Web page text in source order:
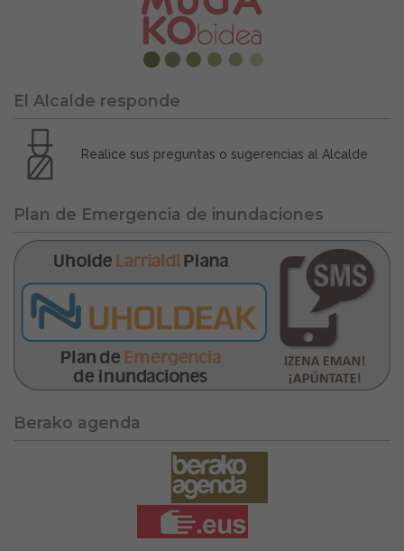
El Alcalde responde
Realice sus preguntas o sugerencias al Alcalde
Plan de Emergencia de inundaciones
Berako agenda